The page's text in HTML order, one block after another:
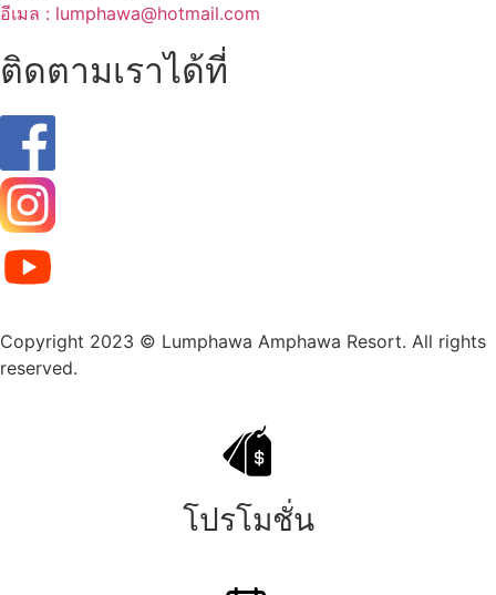
อีเมล : lumphawa@hotmail.com
ติดตามเราได้ที่
Copyright 2023 © Lumphawa Amphawa Resort. All rights
reserved.
โปรโมชั่น